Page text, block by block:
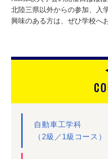
北陸三県以外からの参加、入
興味のある方は、ぜひ学校へ
自動車工学科
（2級／1級コース）